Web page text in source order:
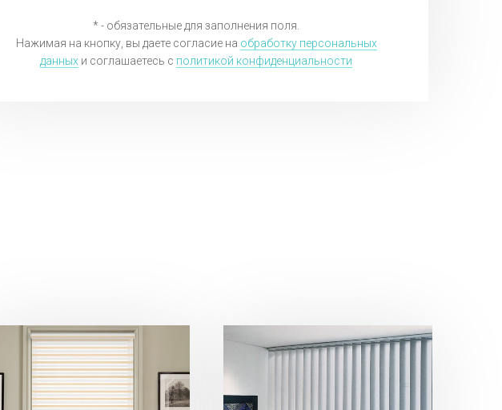
* - обязательные для заполнения поля.
Нажимая на кнопку, вы даете согласие на обработку персональных
данных и соглашаетесь c политикой конфиденциальности